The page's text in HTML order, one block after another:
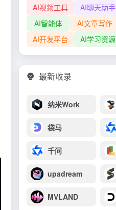
AI视频工具
AI聊天助手
AI智能体
AI文章写作
AI开发平台
AI学习资源
最新收录
纳米Work
袋马
千问
upadream
MVLAND